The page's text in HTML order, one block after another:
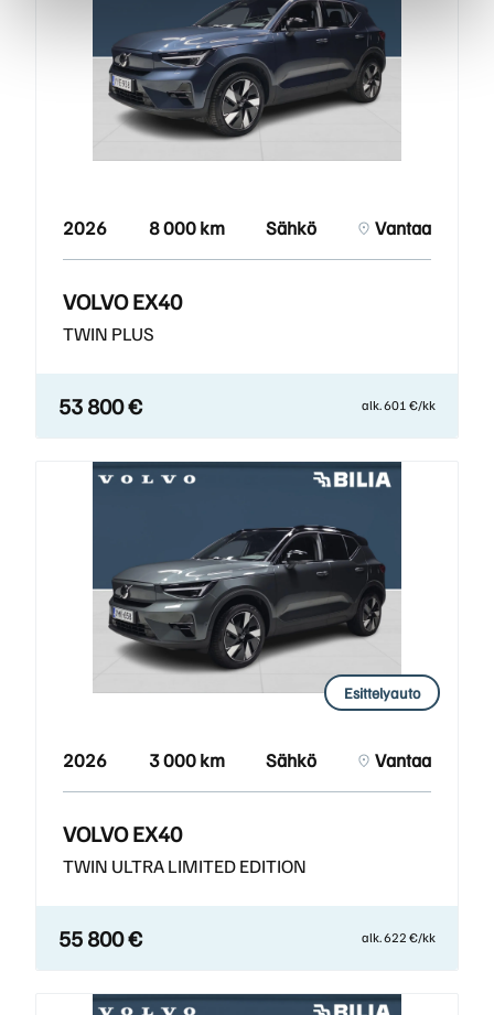
2026 8 000 km Sähkö Vantaa
VOLVO EX40
TWIN PLUS
53 800 € alk. 601 €/kk
Esittelyauto
2026 3 000 km Sähkö Vantaa
VOLVO EX40
TWIN ULTRA LIMITED EDITION
55 800 € alk. 622 €/kk